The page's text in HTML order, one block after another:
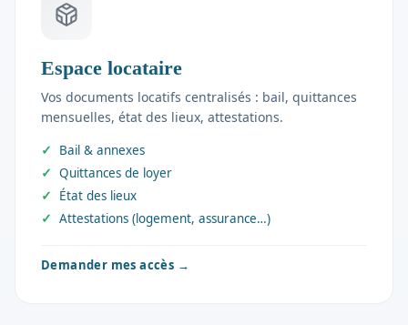
Espace locataire
Vos documents locatifs centralisés : bail, quittances
mensuelles, état des lieux, attestations.
Bail & annexes
Quittances de loyer
État des lieux
Attestations (logement, assurance…)
Demander mes accès →